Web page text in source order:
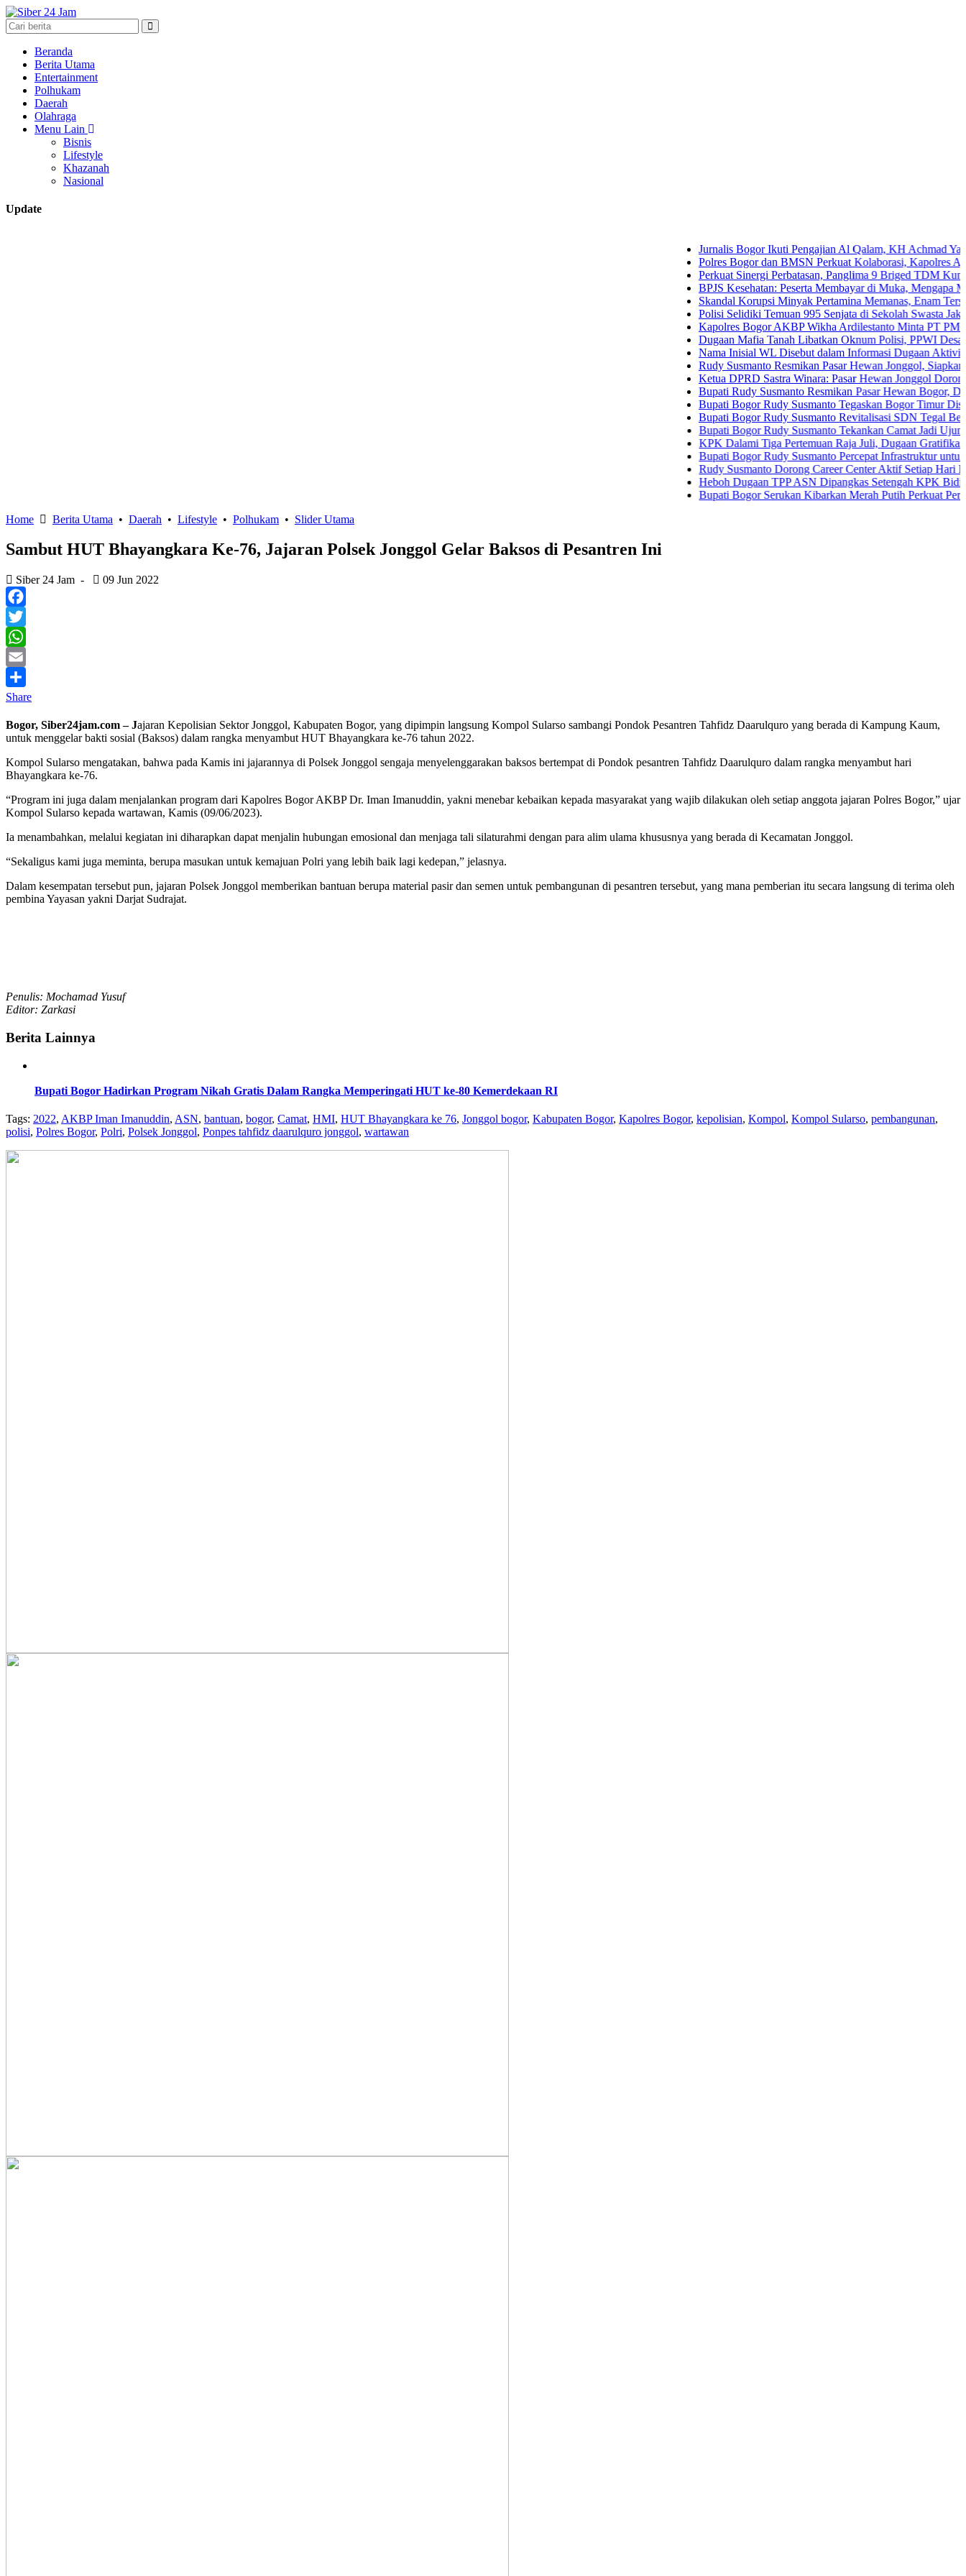
Beranda
Berita Utama
Entertainment
Polhukam
Daerah
Olahraga
Menu Lain
Bisnis
Lifestyle
Khazanah
Nasional
Update
Jurnalis Bogor Ikuti Pengajian Al Qalam, KH Achmad Yaudin
Polres Bogor dan BMSN Perkuat Kolaborasi, Kapolres Ajak
Perkuat Sinergi Perbatasan, Panglima 9 Briged TDM Kunjungi
BPJS Kesehatan: Peserta Membayar di Muka, Mengapa Masih
Skandal Korupsi Minyak Pertamina Memanas, Enam Tersangka
Polisi Selidiki Temuan 995 Senjata di Sekolah Swasta Jakarta
Kapolres Bogor AKBP Wikha Ardilestanto Minta PT PMC Tunda
Dugaan Mafia Tanah Libatkan Oknum Polisi, PPWI Desak
Nama Inisial WL Disebut dalam Informasi Dugaan Aktivitas di
Rudy Susmanto Resmikan Pasar Hewan Jonggol, Siapkan Bogor
Ketua DPRD Sastra Winara: Pasar Hewan Jonggol Dorong
Bupati Rudy Susmanto Resmikan Pasar Hewan Bogor,
Bupati Bogor Rudy Susmanto Tegaskan Bogor Timur Disiapkan
Bupati Bogor Rudy Susmanto Revitalisasi SDN Tegal Benteng,
Bupati Bogor Rudy Susmanto Tekankan Camat Jadi Ujung
KPK Dalami Tiga Pertemuan Raja Juli, Dugaan Gratifikasi
Bupati Bogor Rudy Susmanto Percepat Infrastruktur untuk
Rudy Susmanto Dorong Career Center Aktif Setiap Hari Perluas
Heboh Dugaan TPP ASN Dipangkas Setengah KPK Bidik Bupati
Bupati Bogor Serukan Kibarkan Merah Putih Perkuat Persatuan
Home
Berita Utama • Daerah • Lifestyle • Polhukam • Slider Utama
Sambut HUT Bhayangkara Ke-76, Jajaran Polsek Jonggol Gelar Baksos di Pesantren Ini
Siber 24 Jam - 09 Jun 2022
Facebook
Twitter
WhatsApp
Email
Share
Bogor, Siber24jam.com – Jajaran Kepolisian Sektor Jonggol, Kabupaten Bogor, yang dipimpin langsung Kompol Sularso sambangi Pondok Pesantren Tahfidz Daarulquro yang berada di Kampung Kaum,
untuk menggelar bakti sosial (Baksos) dalam rangka menyambut HUT Bhayangkara ke-76 tahun 2022.
Kompol Sularso mengatakan, bahwa pada Kamis ini jajarannya di Polsek Jonggol sengaja menyelenggarakan baksos bertempat di Pondok pesantren Tahfidz Daarulquro dalam rangka menyambut hari
Bhayangkara ke-76.
“Program ini juga dalam menjalankan program dari Kapolres Bogor AKBP Dr. Iman Imanuddin, yakni menebar kebaikan kepada masyarakat yang wajib dilakukan oleh setiap anggota jajaran Polres Bogor,” ujar
Kompol Sularso kepada wartawan, Kamis (09/06/2023).
Ia menambahkan, melalui kegiatan ini diharapkan dapat menjalin hubungan emosional dan menjaga tali silaturahmi dengan para alim ulama khususnya yang berada di Kecamatan Jonggol.
“Sekaligus kami juga meminta, berupa masukan untuk kemajuan Polri yang lebih baik lagi kedepan,” jelasnya.
Dalam kesempatan tersebut pun, jajaran Polsek Jonggol memberikan bantuan berupa material pasir dan semen untuk pembangunan di pesantren tersebut, yang mana pemberian itu secara langsung di terima oleh
pembina Yayasan yakni Darjat Sudrajat.
Penulis: Mochamad Yusuf
Editor: Zarkasi
Berita Lainnya
Bupati Bogor Hadirkan Program Nikah Gratis Dalam Rangka Memperingati HUT ke-80 Kemerdekaan RI
Tags: 2022, AKBP Iman Imanuddin, ASN, bantuan, bogor, Camat, HMI, HUT Bhayangkara ke 76, Jonggol bogor, Kabupaten Bogor, Kapolres Bogor, kepolisian, Kompol, Kompol Sularso, pembangunan,
polisi, Polres Bogor, Polri, Polsek Jonggol, Ponpes tahfidz daarulquro jonggol, wartawan